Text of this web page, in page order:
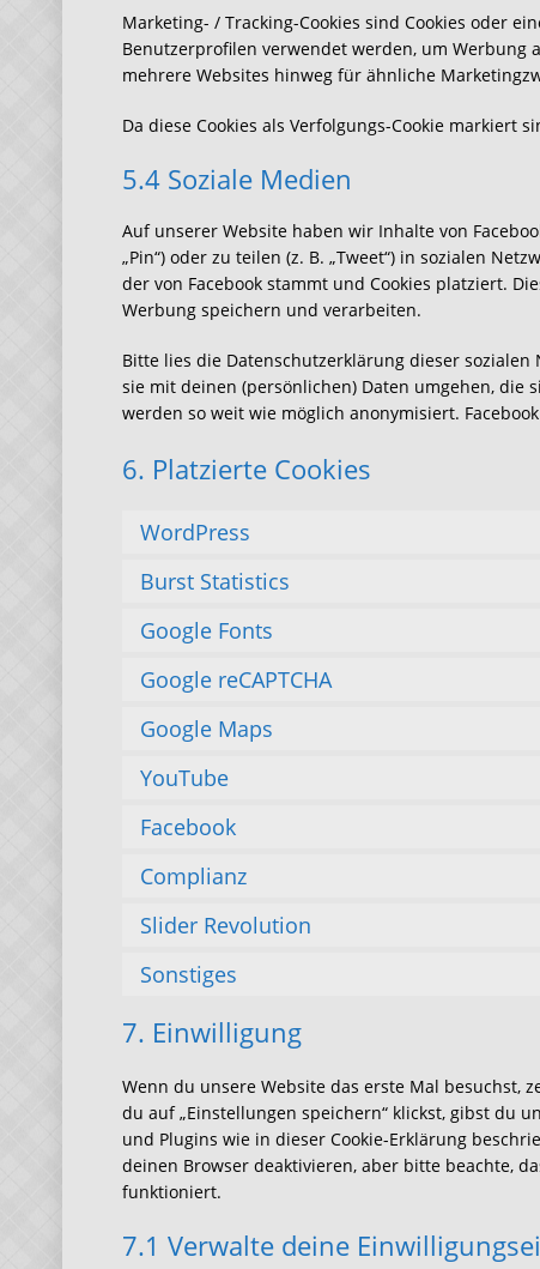
Marketing- / Tracking-Cookies sind Cookies oder
Benutzerprofilen verwendet werden, um Werbung
mehrere Websites hinweg für ähnliche
Da diese Cookies als Verfolgungs-Cookie markiert
5.4 Soziale Medien
Auf unserer Website haben wir Inhalte von
„Pin“) oder zu teilen (z. B. „Tweet“) in sozialen
der von Facebook stammt und Cookies platziert.
Werbung speichern und verarbeiten.
Bitte lies die Datenschutzerklärung dieser
sie mit deinen (persönlichen) Daten umgehen, die
werden so weit wie möglich anonymisiert.
6. Platzierte Cookies
WordPress
Burst Statistics
Google Fonts
Google reCAPTCHA
Google Maps
YouTube
Facebook
Complianz
Slider Revolution
Sonstiges
7. Einwilligung
Wenn du unsere Website das erste Mal besuchst,
du auf „Einstellungen speichern“ klickst, gibst du
und Plugins wie in dieser Cookie-Erklärung
deinen Browser deaktivieren, aber bitte beachte,
funktioniert.
7.1 Verwalte deine